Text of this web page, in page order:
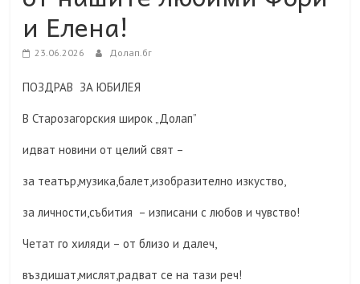
и Елена!
23.06.2026 Долап.бг
ПОЗДРАВ ЗА ЮБИЛЕЯ
В Старозагорския широк „Долап”
идват новини от целий свят –
за театър,музика,балет,изобразително изкуство,
за личности,събития – изписани с любов и чувство!
Четат го хиляди – от близо и далеч,
въздишат,мислят,радват се на тази реч!